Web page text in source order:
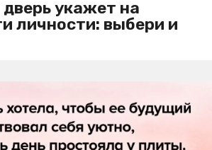
укажет на
личности: выбери и